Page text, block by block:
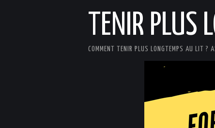
TENIR PLUS
COMMENT TENIR PLUS LONGTEMPS AU LIT ?